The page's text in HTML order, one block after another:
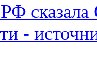
РФ
-